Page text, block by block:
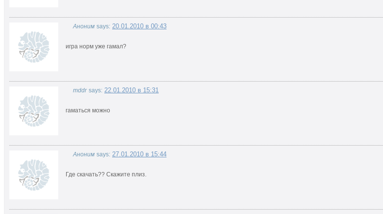
Аноним says: 20.01.2010 в 00:43
игра норм уже гамал?
mddr says: 22.01.2010 в 15:31
гаматься можно
Аноним says: 27.01.2010 в 15:44
Где скачать?? Скажите плиз.